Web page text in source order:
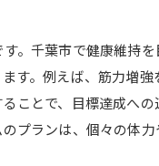
日のルーチンに組み込
しい環境にすぐに馴染
。千葉市で健康維持
す。例えば、筋力増
ことで、目標達成へ
プランは、個々の体